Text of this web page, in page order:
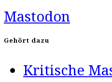
Mastodon
Gehört dazu
Kritische